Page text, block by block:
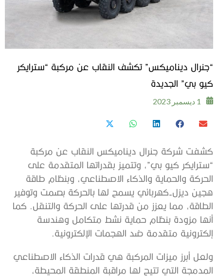
“جنرال ديناميكس” تكشف النقاب عن مركبة “سترايكر
كيو بي” الجديدة
1 ديسمبر 2023
كشفت شركة جنرال ديناميكس النقاب عن مركبة
“سترايكر كيو بي”، وتتميز بقدراتها المتقدمة على
الحركة والحماية والذكاء الاصطناعي، وبنظام طاقة
هجين ديزل-كهربائي يسمح لها بالحركة بصمت وتوفير
الطاقة، مما يعزز من قدرتها على الحركة والتنقل. كما
أنها مزودة بنظام حماية نشط متكامل وهندسة
إلكترونية متقدمة ضد الهجمات الإلكترونية.
ولعل أبرز ميزات المركبة هي قدرات الذكاء الاصطناعي
المدمجة التي تتيح لها مراقبة المنطقة المحيطة،